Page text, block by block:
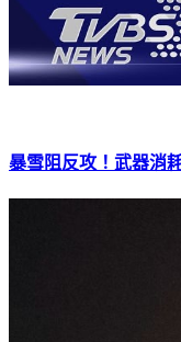
暴雪阻反攻！武器消